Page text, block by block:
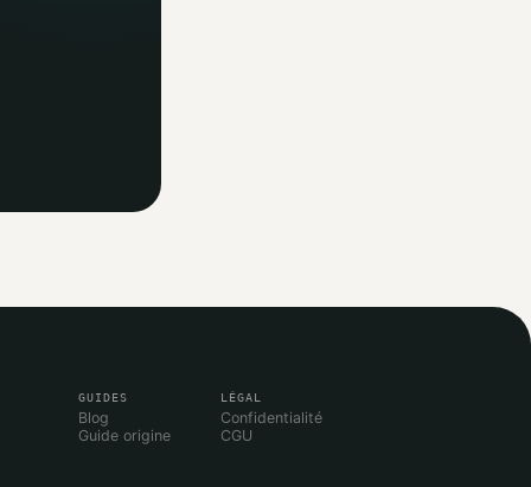
GUIDES
Blog
Guide origine
LÉGAL
Confidentialité
CGU